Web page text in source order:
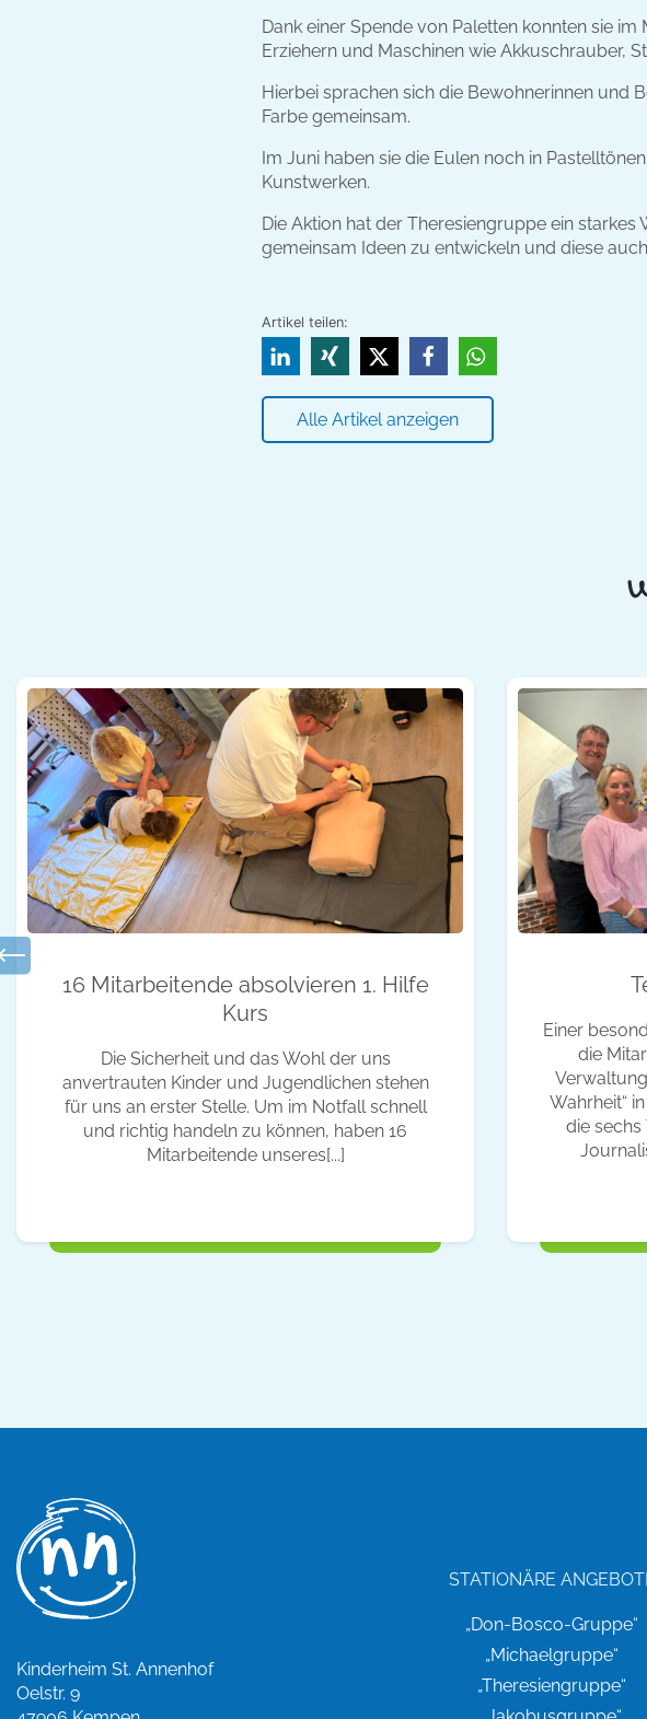
Dank einer Spende von Paletten konnten sie
Erziehern und Maschinen wie Akkuschrauber,
Hierbei sprachen sich die Bewohnerinnen und
Farbe gemeinsam.
Im Juni haben sie die Eulen noch in
Kunstwerken.
Die Aktion hat der Theresiengruppe ein
gemeinsam Ideen zu entwickeln und diese
Artikel teilen:
Alle Artikel anzeigen
16 Mitarbeitende absolvieren 1. Hilfe
Kurs
Die Sicherheit und das Wohl der uns
anvertrauten Kinder und Jugendlichen stehen
für uns an erster Stelle. Um im Notfall schnell
und richtig handeln zu können, haben 16
Mitarbeitende unseres[...]
Einer
die
Wahrheit“
die sechs
Kinderheim St. Annenhof
Oelstr. 9
STATIONÄRE
„Don-Bosco-Gruppe“
„Michaelgruppe“
„Theresiengruppe“